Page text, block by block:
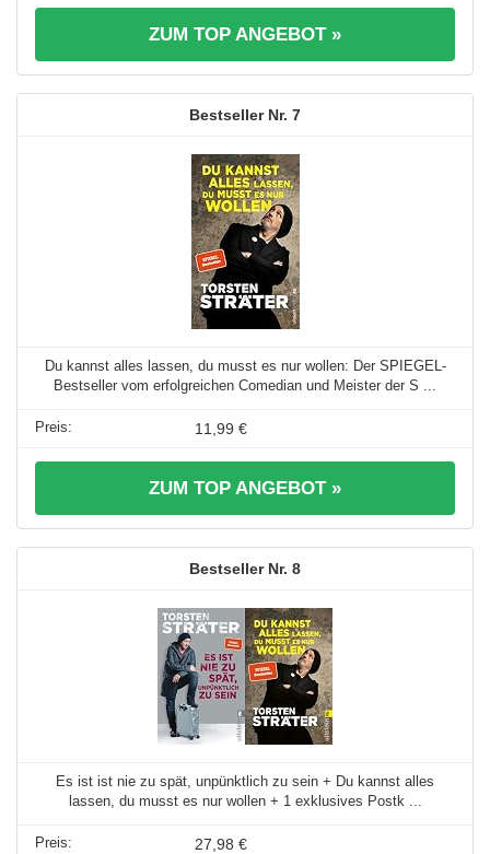
ZUM TOP ANGEBOT »
7
Du kannst alles lassen, du musst es nur wollen: Der SPIEGEL-
Bestseller vom erfolgreichen Comedian und Meister der S ...
11,99 €
ZUM TOP ANGEBOT »
8
Es ist ist nie zu spät, unpünktlich zu sein + Du kannst alles
lassen, du musst es nur wollen + 1 exklusives Postk ...
27,98 €